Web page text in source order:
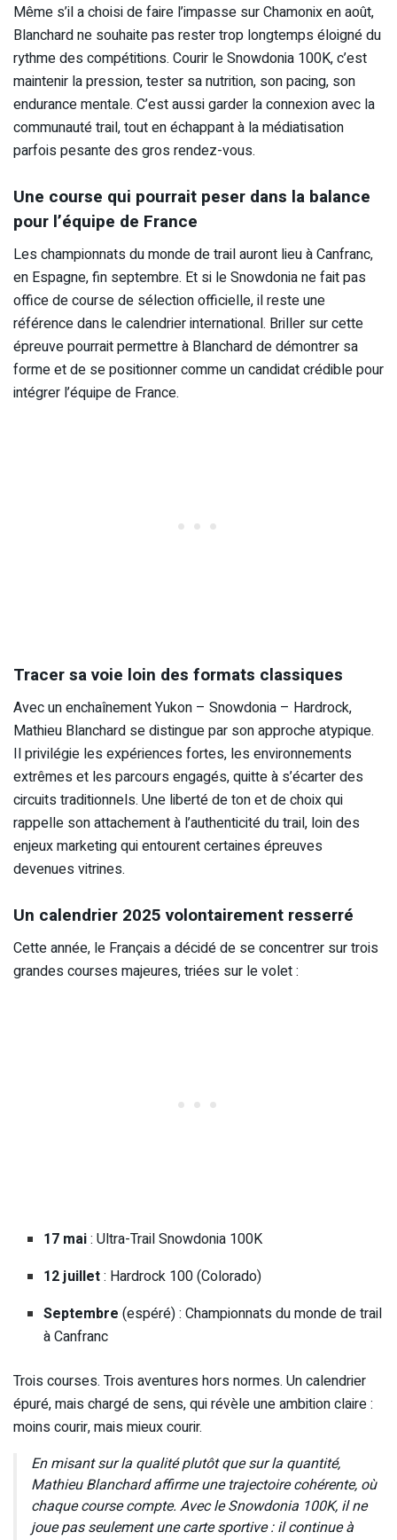
Même s’il a choisi de faire l’impasse sur Chamonix en août,
Blanchard ne souhaite pas rester trop longtemps éloigné du
rythme des compétitions. Courir le Snowdonia 100K, c’est
maintenir la pression, tester sa nutrition, son pacing, son
endurance mentale. C’est aussi garder la connexion avec la
communauté trail, tout en échappant à la médiatisation
parfois pesante des gros rendez-vous.
Une course qui pourrait peser dans la balance
pour l’équipe de France
Les championnats du monde de trail auront lieu à Canfranc,
en Espagne, fin septembre. Et si le Snowdonia ne fait pas
office de course de sélection officielle, il reste une
référence dans le calendrier international. Briller sur cette
épreuve pourrait permettre à Blanchard de démontrer sa
forme et de se positionner comme un candidat crédible pour
intégrer l’équipe de France.
Tracer sa voie loin des formats classiques
Avec un enchaînement Yukon – Snowdonia – Hardrock,
Mathieu Blanchard se distingue par son approche atypique.
Il privilégie les expériences fortes, les environnements
extrêmes et les parcours engagés, quitte à s’écarter des
circuits traditionnels. Une liberté de ton et de choix qui
rappelle son attachement à l’authenticité du trail, loin des
enjeux marketing qui entourent certaines épreuves
devenues vitrines.
Un calendrier 2025 volontairement resserré
Cette année, le Français a décidé de se concentrer sur trois
grandes courses majeures, triées sur le volet :
17 mai: Ultra-Trail Snowdonia 100K
12 juillet: Hardrock 100 (Colorado)
Septembre (espéré) : Championnats du monde de trail
à Canfranc
Trois courses. Trois aventures hors normes. Un calendrier
épuré, mais chargé de sens, qui révèle une ambition claire :
moins courir, mais mieux courir.
En misant sur la qualité plutôt que sur la quantité,
Mathieu Blanchard affirme une trajectoire cohérente, où
chaque course compte. Avec le Snowdonia 100K, il ne
joue pas seulement une carte sportive : il continue à